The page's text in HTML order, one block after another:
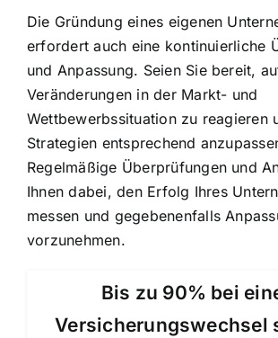
Die Gründung eines eigenen
erfordert auch eine kontinuierliche
und Anpassung. Seien Sie bereit,
Veränderungen in der Markt- und
Wettbewerbssituation zu reagieren
Strategien entsprechend
Regelmäßige Überprüfungen und
Ihnen dabei, den Erfolg Ihres
messen und gegebenenfalls
vorzunehmen.
Bis zu 90% bei
Versicherungswechsel